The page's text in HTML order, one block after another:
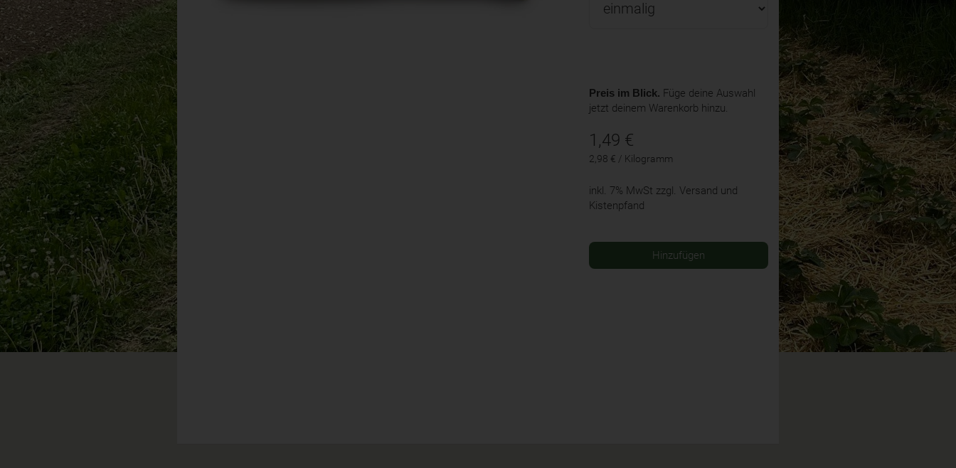
Preis im Blick. Füge deine Auswahl
jetzt deinem Warenkorb hinzu.
1,49 €
2,98 € / Kilogramm
inkl. 7% MwSt zzgl. Versand und
Kistenpfand
Hinzufügen